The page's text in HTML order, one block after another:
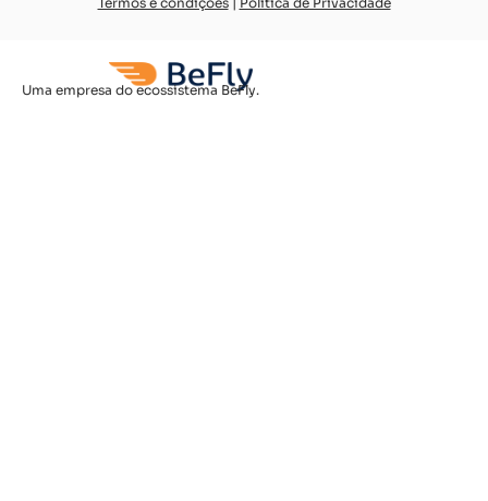
Uma empresa do ecossistema BeFly.